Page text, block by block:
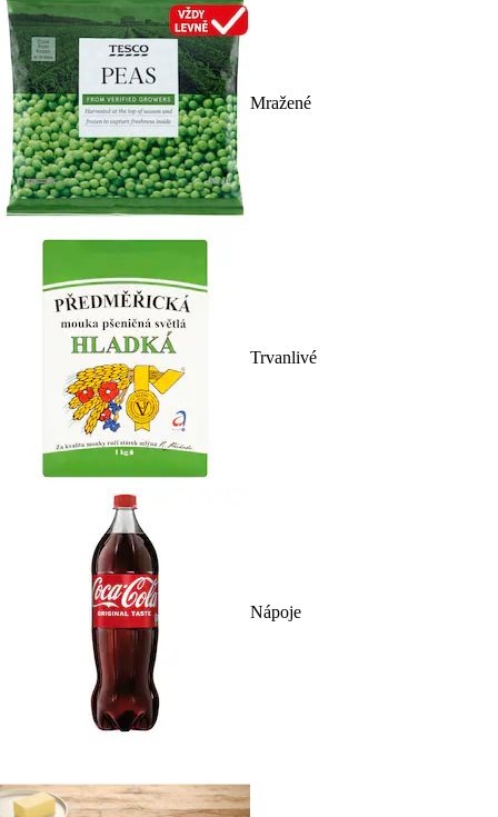
Mražené
Trvanlivé
Nápoje